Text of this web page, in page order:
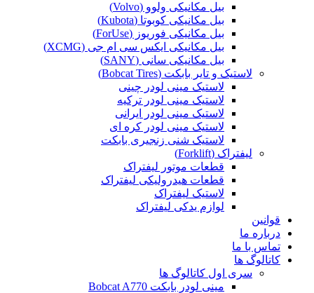
بیل مکانیکی ولوو (Volvo)
بیل مکانیکی کوبوتا (Kubota)
بیل مکانیکی فوریوز (ForUse)
بیل مکانیکی ایکس سی ام جی (XCMG)
بیل مکانیکی سانی (SANY)
لاستیک و تایر بابکت (Bobcat Tires)
لاستیک مینی لودر چینی
لاستیک مینی لودر ترکیه
لاستیک مینی لودر ایرانی
لاستیک مینی لودر کره ای
لاستیک شنی زنجیری بابکت
لیفتراک (Forklift)
قطعات موتور لیفتراک
قطعات هیدرولیکی لیفتراک
لاستیک لیفتراک
لوازم یدکی لیفتراک
قوانین
درباره ما
تماس با ما
کاتالوگ ها
سری اول کاتالوگ ها
مینی لودر بابکت Bobcat A770